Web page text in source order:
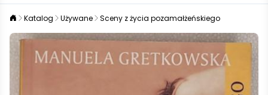
Katalog Używane Sceny z życia pozamałżeńskiego